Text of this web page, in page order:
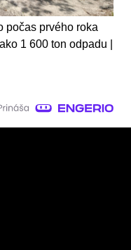
počas prvého roka
1 600 ton odpadu |